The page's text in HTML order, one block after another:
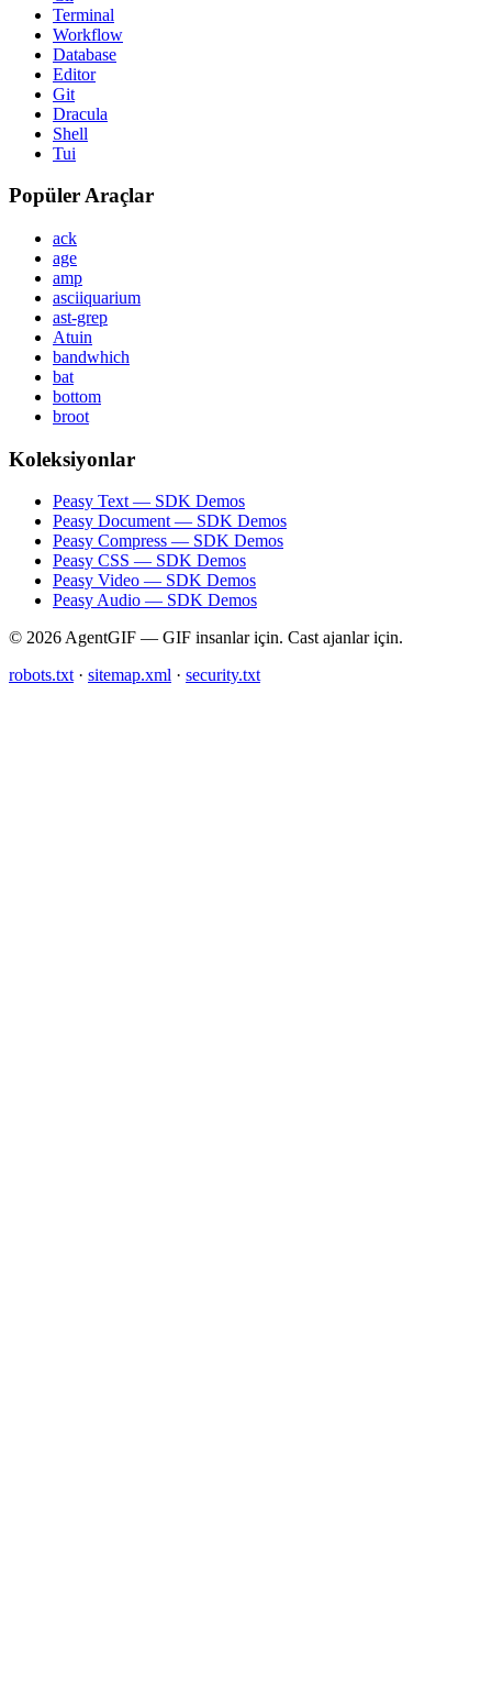
Terminal
Workflow
Database
Editor
Git
Dracula
Shell
Tui
Popüler Araçlar
ack
age
amp
asciiquarium
ast-grep
Atuin
bandwhich
bat
bottom
broot
Koleksiyonlar
Peasy Text — SDK Demos
Peasy Document — SDK Demos
Peasy Compress — SDK Demos
Peasy CSS — SDK Demos
Peasy Video — SDK Demos
Peasy Audio — SDK Demos
© 2026 AgentGIF — GIF insanlar için. Cast ajanlar için.
robots.txt · sitemap.xml · security.txt